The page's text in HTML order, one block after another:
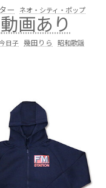
ー ネオ・シティ・ポップ
動画あり
日子 幾田りら 昭和歌謡